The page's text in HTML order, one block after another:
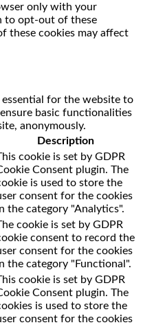
only with your
to opt-out of these
these cookies may affect
essential for the website to
basic functionalities
anonymously.
Description
cookie is set by GDPR
Consent plugin. The
is used to store the
consent for the cookies
the category "Analytics".
cookie is set by GDPR
consent to record the
consent for the cookies
the category "Functional".
cookie is set by GDPR
Consent plugin. The
is used to store the
consent for the cookies